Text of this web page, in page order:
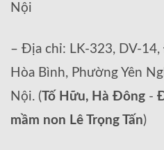
Nội
– Địa chỉ: LK-323, DV-
Hòa Bình, Phường Yên
Nội. (Tố Hữu, Hà Đông -
mầm non Lê Trọng Tấn)